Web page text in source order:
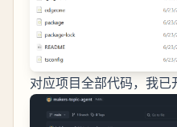
对应项目全部代码，我已